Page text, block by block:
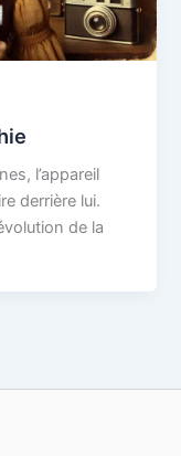
l’appareil
derrière lui.
de la